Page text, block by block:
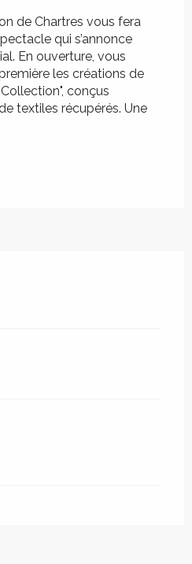
de Chartres vous fera
qui s’annonce
En ouverture, vous
les créations de
conçus
textiles récupérés. Une